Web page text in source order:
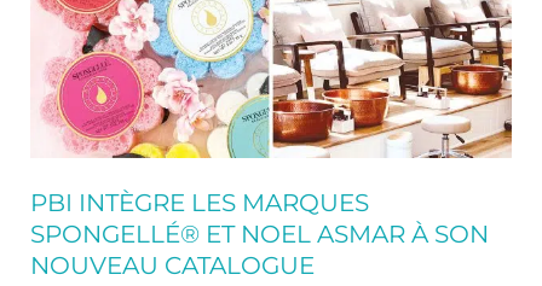
PBI INTÈGRE LES MARQUES
SPONGELLÉ® ET NOEL ASMAR À SON
NOUVEAU CATALOGUE
Noel
Asmar
son
nouveau